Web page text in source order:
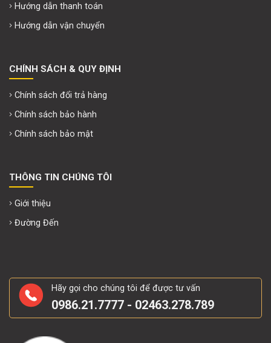
Hướng dẫn thanh toán
Hướng dẫn vận chuyển
CHÍNH SÁCH & QUY ĐỊNH
Chính sách đổi trả hàng
Chính sách bảo hành
Chính sách bảo mật
THÔNG TIN CHÚNG TÔI
Giới thiệu
Đường Đến
Hãy gọi cho chúng tôi để được tư vấn
0986.21.7777 - 02463.278.789